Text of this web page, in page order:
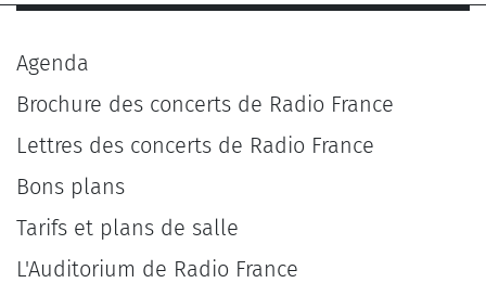
Agenda
Brochure des concerts de Radio France
Lettres des concerts de Radio France
Bons plans
Tarifs et plans de salle
L'Auditorium de Radio France